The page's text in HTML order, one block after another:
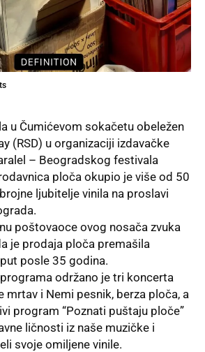
u Čumićevom sokačetu obeležen
(RSD) u organizaciji izdavačke
– Beogradskog festivala
ploča okupio je više od 50
ljubitelje vinila na proslavi
poštovaoce ovog nosača zvuka
je prodaja ploča premašila
posle 35 godina.
održano je tri koncerta
mrtav i Nemi pesnik, berza ploča, a
program “Poznati puštaju ploče”
ličnosti iz naše muzičke i
svoje omiljene vinile.